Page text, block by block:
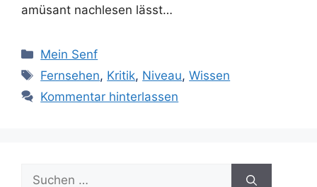
amüsant nachlesen lässt…
Kategorien
Mein Senf
Schlagwörter
Fernsehen, Kritik, Niveau,Wissen
Kommentar hinterlassen
Suchen